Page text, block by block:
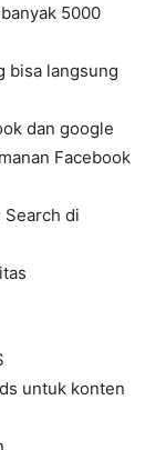
5000
bisa langsung
dan google
Facebook
Search di
untuk konten